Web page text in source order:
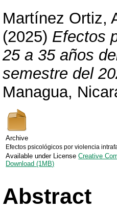
Martínez Ortiz,
(2025) Efectos
25 a 35 años
semestre del
Managua,
Archive
Efectos psicológicos por violencia
Available under LicenseCreative
Download (1MB)
Abstract